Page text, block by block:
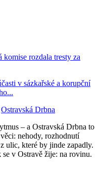
komise rozdala tresty za
v sázkařské a korupční
Ostravská Drbna
– a Ostravská Drbna to
nehody, rozhodnutí
ulic, které by jinde zapadly.
v Ostravě žije: na rovinu.